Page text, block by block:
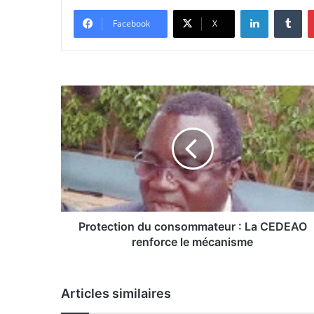
Facebook X
P
r
o
t
e
t
i
o
n
Protection du consommateur : La CEDEAO
renforce le mécanisme
Articles similaires